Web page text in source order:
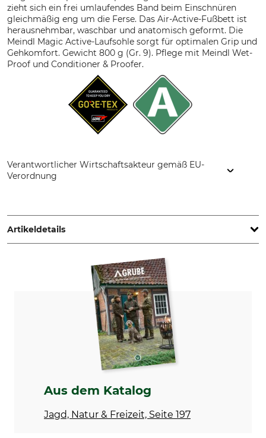
zieht sich ein frei umlaufendes Band beim Einschnüren
gleichmäßig eng um die Ferse. Das Air-Active-Fußbett ist
herausnehmbar, waschbar und anatomisch geformt. Die
Meindl Magic Active-Laufsohle sorgt für optimalen Grip und
Gehkomfort. Gewicht 800 g (Gr. 9). Pflege mit Meindl Wet-
Proof und Conditioner & Proofer.
Verantwortlicher Wirtschaftsakteur gemäß EU-
Verordnung
Kirchanschöring, Germany, www.meindl.de
Artikeldetails
Produkttyp
Freizeitschuhe
Modellbezeichnung
Anlass
Freizeit
Für
Herren
Sommer
Wasserdichtigkeit
Aus dem Katalog
Jagd, Natur & Freizeit, Seite 197